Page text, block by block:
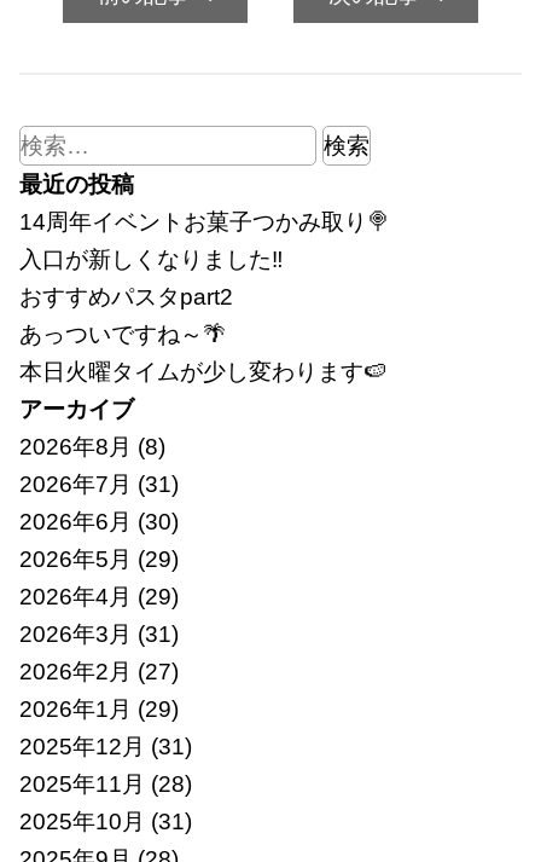
検
索:
最近の投稿
14周年イベントお菓子つかみ取り🍭
入口が新しくなりました‼
おすすめパスタpart2
あっついですね～🌴
本日火曜タイムが少し変わります🍉
アーカイブ
2026年8月 (8)
2026年7月 (31)
2026年6月 (30)
2026年5月 (29)
2026年4月 (29)
2026年3月 (31)
2026年2月 (27)
2026年1月 (29)
2025年12月 (31)
2025年11月 (28)
2025年10月 (31)